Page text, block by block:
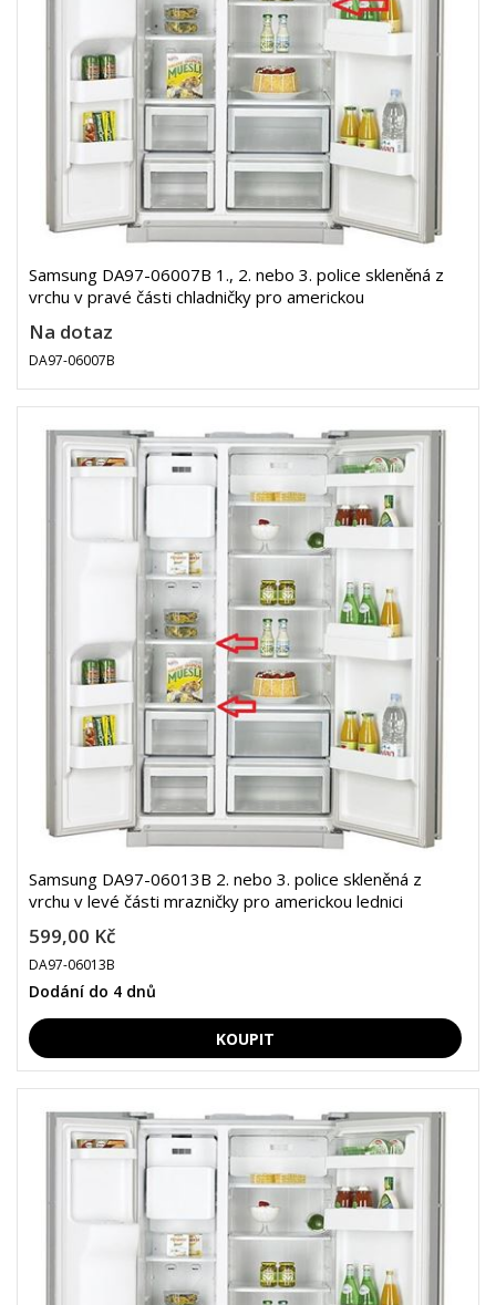
Samsung DA97-06007B 1., 2. nebo 3. police skleněná z
vrchu v pravé části chladničky pro americkou
Na dotaz
DA97-06007B
Samsung DA97-06013B 2. nebo 3. police skleněná z
vrchu v levé části mrazničky pro americkou lednici
599,00 Kč
DA97-06013B
Dodání do 4 dnů